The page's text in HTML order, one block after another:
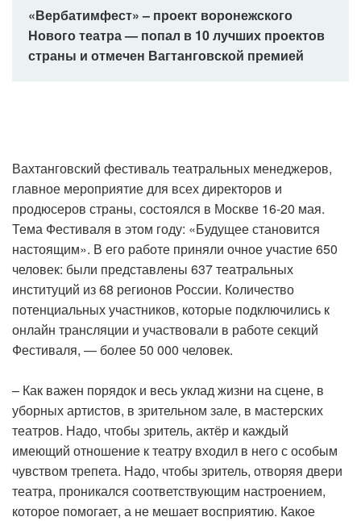
«Вербатимфест» – проект воронежского
Нового театра — попал в 10 лучших проектов
страны и отмечен Вагтанговской премией
Вахтанговский фестиваль театральных менеджеров,
главное мероприятие для всех директоров и
продюсеров страны, состоялся в Москве 16-20 мая.
Тема Фестиваля в этом году: «Будущее становится
настоящим». В его работе приняли очное участие 650
человек: были представлены 637 театральных
институций из 68 регионов России. Количество
потенциальных участников, которые подключились к
онлайн трансляции и участвовали в работе секций
Фестиваля, — более 50 000 человек.
– Как важен порядок и весь уклад жизни на сцене, в
уборных артистов, в зрительном зале, в мастерских
театров. Надо, чтобы зритель, актёр и каждый
имеющий отношение к театру входил в него с особым
чувством трепета. Надо, чтобы зритель, отворяя двери
театра, проникался соответствующим настроением,
которое помогает, а не мешает восприятию. Какое